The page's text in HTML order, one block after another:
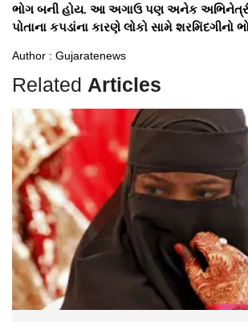
ભોગ બની હોય. આ અગાઉ પણ અનેક
પોતાના કપડાંના કારણે લોકો સામે શરમિંદગીનો
Author : Gujaratenews
Related Articles